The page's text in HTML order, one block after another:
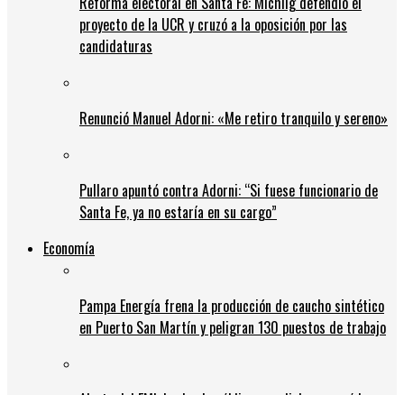
proyecto de la UCR y cruzó a la oposición por las
candidaturas
Renunció Manuel Adorni: «Me retiro tranquilo y sereno»
Pullaro apuntó contra Adorni: “Si fuese funcionario de
Santa Fe, ya no estaría en su cargo”
Economía
Pampa Energía frena la producción de caucho sintético
en Puerto San Martín y peligran 130 puestos de trabajo